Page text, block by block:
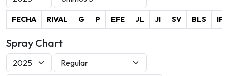
FECHA RIVAL G P EFE JL JI SV BLS IP
Spray Chart